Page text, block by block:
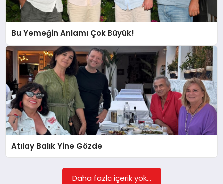
KÖŞE YAZILARI
YAŞAM
SPOR
MUĞLA
Bu Yemeğin Anlamı Çok Büyük!
Atılay Balık Yine Gözde
Daha fazla içerik yok...